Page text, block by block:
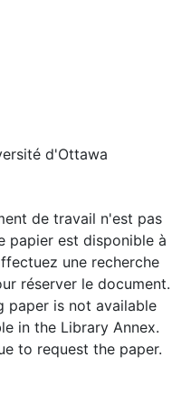
d'Ottawa
de travail n'est pas
papier est disponible à
une recherche
réserver le document.
is not available
in the Library Annex.
to request the paper.